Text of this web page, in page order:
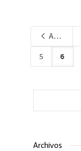
Anterior
5
6
Archivos